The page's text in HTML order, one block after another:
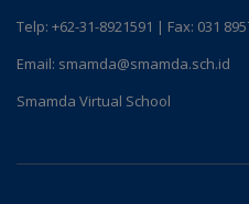
Telp: +62-31-8921591 | Fax: 031
Email: smamda@smamda.sch.id
Smamda Virtual School